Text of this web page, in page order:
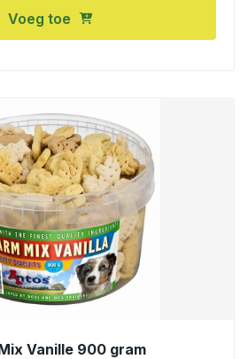
Voeg toe
Vanille 900 gram